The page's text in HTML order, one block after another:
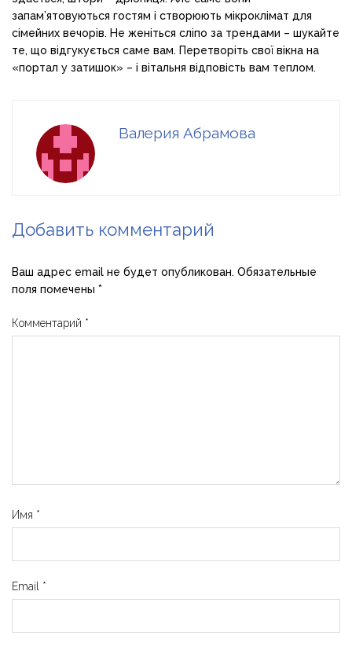
запам’ятовуються гостям і створюють мікроклімат для
сімейних вечорів. Не женіться сліпо за трендами – шукайте
те, що відгукується саме вам. Перетворіть свої вікна на
«портал у затишок» – і вітальня відповість вам теплом.
Валерия Абрамова
Добавить комментарий
Ваш адрес email не будет опубликован. Обязательные
поля помечены *
Комментарий *
Имя *
Email *